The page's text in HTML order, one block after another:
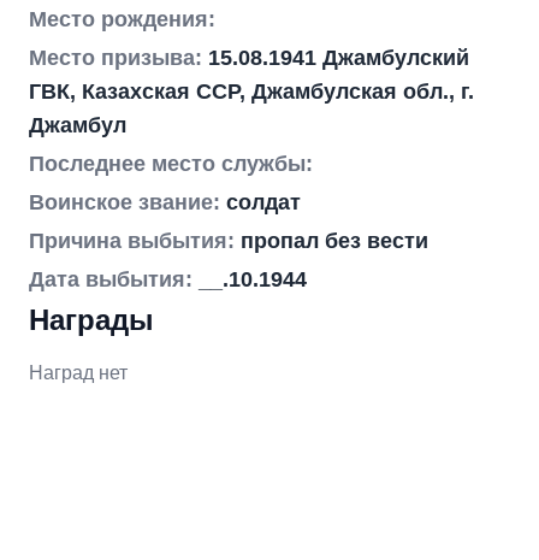
Место рождения:
Место призыва: 15.08.1941 Джамбулский
ГВК, Казахская ССР, Джамбулская обл., г.
Джамбул
Последнее место службы:
Воинское звание: солдат
Причина выбытия: пропал без вести
Дата выбытия:
__.10.1944
Награды
Наград нет